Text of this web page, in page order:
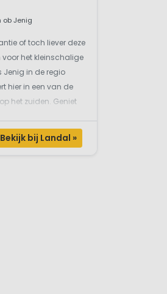
ob Jenig
of toch liever deze
voor het kleinschalige
Jenig in de regio
hier in een van de
het zuiden. Geniet
Bekijk bij Landal »